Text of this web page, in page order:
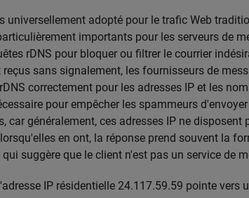
universellement adopté pour le trafic Web
importants pour les serveurs de
rDNS pour bloquer ou filtrer le courrier
sans signalement, les fournisseurs de
correctement pour les adresses IP et les
pour empêcher les spammeurs
car généralement, ces adresses IP ne disposent
en ont, la réponse prend souvent la
suggère que le client n'est pas un service de
IP résidentielle 24.117.59.59 pointe vers